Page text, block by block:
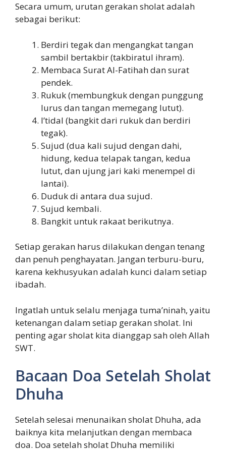
Secara umum, urutan gerakan sholat adalah
sebagai berikut:
Berdiri tegak dan mengangkat tangan
sambil bertakbir (takbiratul ihram).
Membaca Surat Al-Fatihah dan surat
pendek.
Rukuk (membungkuk dengan punggung
lurus dan tangan memegang lutut).
I’tidal (bangkit dari rukuk dan berdiri
tegak).
Sujud (dua kali sujud dengan dahi,
hidung, kedua telapak tangan, kedua
lutut, dan ujung jari kaki menempel di
lantai).
Duduk di antara dua sujud.
Sujud kembali.
Bangkit untuk rakaat berikutnya.
Setiap gerakan harus dilakukan dengan tenang
dan penuh penghayatan. Jangan terburu-buru,
karena kekhusyukan adalah kunci dalam setiap
ibadah.
Ingatlah untuk selalu menjaga tuma’ninah, yaitu
ketenangan dalam setiap gerakan sholat. Ini
penting agar sholat kita dianggap sah oleh Allah
SWT.
Bacaan Doa Setelah Sholat
Dhuha
Setelah selesai menunaikan sholat Dhuha, ada
baiknya kita melanjutkan dengan membaca
doa. Doa setelah sholat Dhuha memiliki